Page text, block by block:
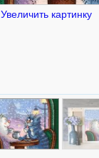
Увеличить картинку